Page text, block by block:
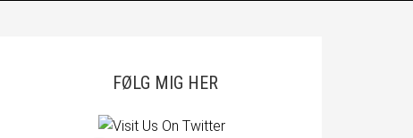
FØLG MIG HER